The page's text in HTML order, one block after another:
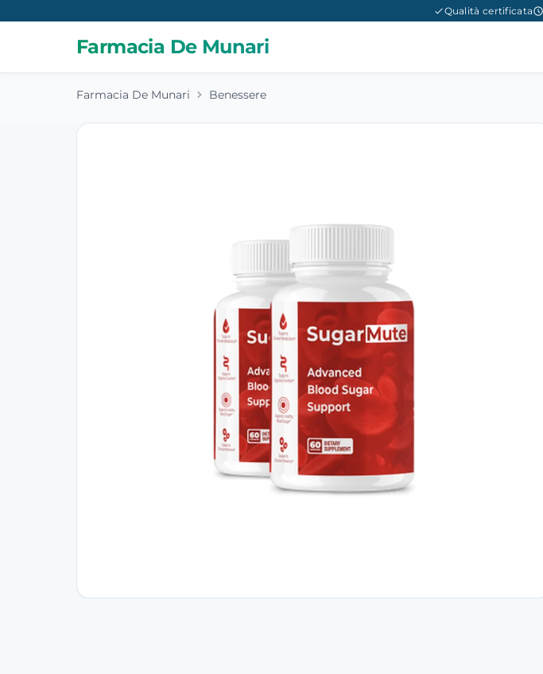
Qualità certificata
Farmacia De Munari
Farmacia De Munari Benessere